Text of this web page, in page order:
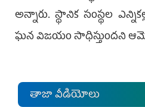
అన్నారు. స్థానిక సంస్థల
ఘన విజయం సాధిస్తుందని ఆమె
తాజా వీడియోలు